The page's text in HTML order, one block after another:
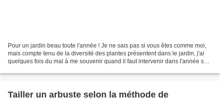
Pour un jardin beau toute l'année ! Je ne sais pas si vous êtes comme moi,
mais compte tenu de la diversité des plantes présentent dans le jardin, j'ai
quelques fois du mal à me souvenir quand il faut intervenir dans l'année sur
Tailler un arbuste selon la méthode de